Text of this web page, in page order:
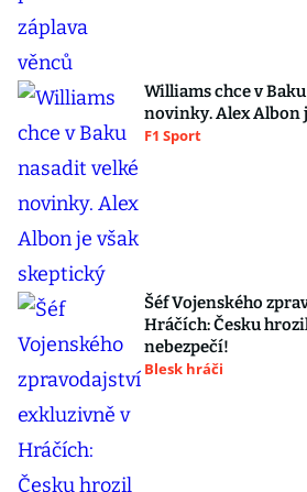
Williams chce v
novinky. Alex Albon
F1 Sport
Šéf Vojenského
Hráčích: Česku
nebezpečí!
Blesk hráči